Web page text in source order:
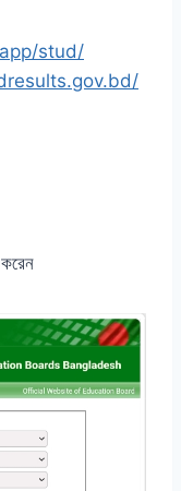
stud/